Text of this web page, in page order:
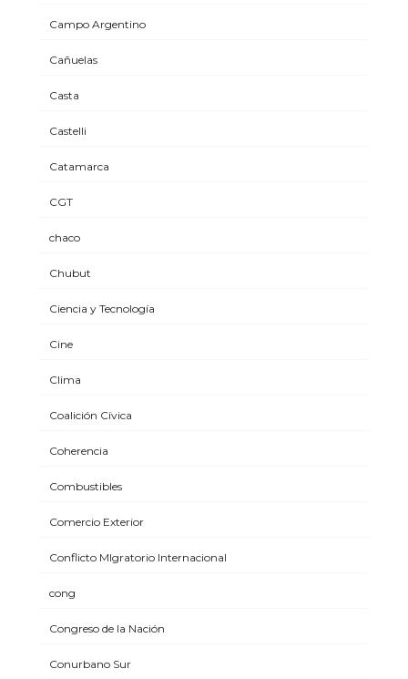
Campo Argentino
Cañuelas
Casta
Castelli
Catamarca
CGT
chaco
Chubut
Ciencia y Tecnología
Cine
Clima
Coalición Cívica
Coherencia
Combustibles
Comercio Exterior
Conflicto MIgratorio Internacional
cong
Congreso de la Nación
Conurbano Sur